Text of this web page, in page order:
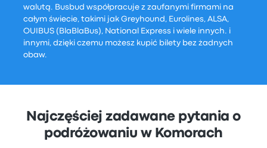
walutą. Busbud współpracuje z zaufanymi firmami na
całym świecie, takimi jak Greyhound, Eurolines, ALSA,
OUIBUS (BlaBlaBus), National Express i wiele innych. i
innymi, dzięki czemu możesz kupić bilety bez żadnych
obaw.
Najczęściej zadawane pytania o
podróżowaniu w Komorach